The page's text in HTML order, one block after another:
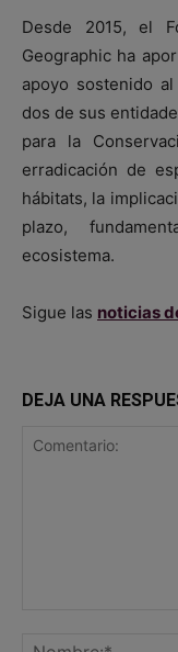
Desde 2015, el
Geographic ha
apoyo sostenido
dos de sus
para la
erradicación de
hábitats, la
plazo,
ecosistema.
Sigue las noticias
DEJA UNA